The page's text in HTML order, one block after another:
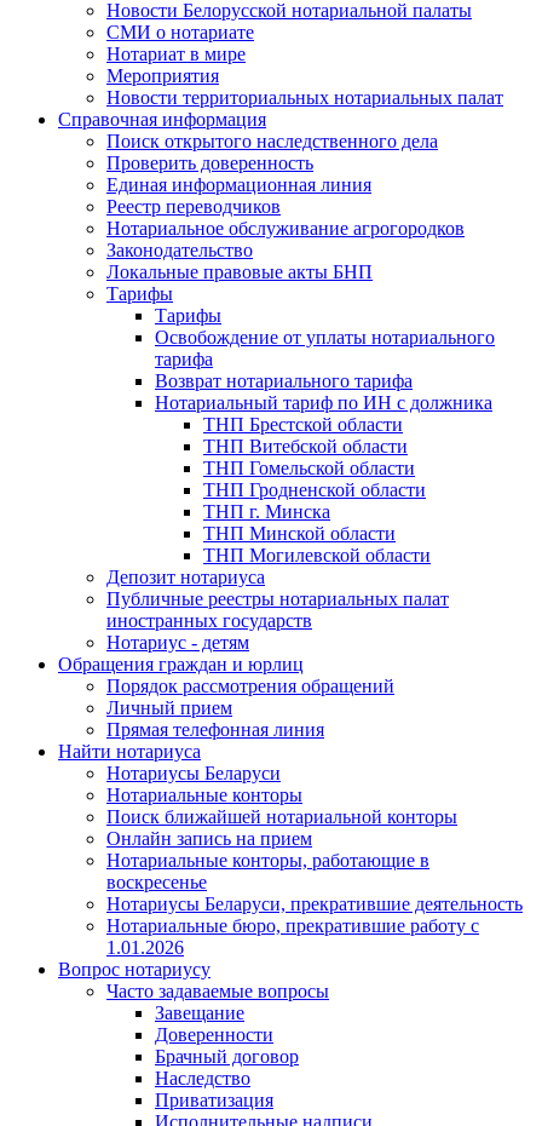
Новости Белорусской нотариальной палаты
СМИ о нотариате
Нотариат в мире
Мероприятия
Новости территориальных нотариальных палат
Справочная информация
Поиск открытого наследственного дела
Проверить доверенность
Единая информационная линия
Реестр переводчиков
Нотариальное обслуживание агрогородков
Законодательство
Локальные правовые акты БНП
Тарифы
Тарифы
Освобождение от уплаты нотариального
тарифа
Возврат нотариального тарифа
Нотариальный тариф по ИН с должника
ТНП Брестской области
ТНП Витебской области
ТНП Гомельской области
ТНП Гродненской области
ТНП г. Минска
ТНП Минской области
ТНП Могилевской области
Депозит нотариуса
Публичные реестры нотариальных палат
иностранных государств
Нотариус - детям
Обращения граждан и юрлиц
Порядок рассмотрения обращений
Личный прием
Прямая телефонная линия
Найти нотариуса
Нотариусы Беларуси
Нотариальные конторы
Поиск ближайшей нотариальной конторы
Онлайн запись на прием
Нотариальные конторы, работающие в
воскресенье
Нотариусы Беларуси, прекратившие деятельность
Нотариальные бюро, прекратившие работу с
1.01.2026
Вопрос нотариусу
Часто задаваемые вопросы
Завещание
Доверенности
Брачный договор
Наследство
Приватизация